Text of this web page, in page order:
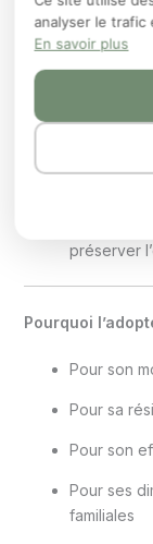
Conseils
Un simple
Lavage
préserver
Pourquoi
Pour son
Pour sa
Pour son
Pour ses
familiales
analyser le trafic
En savoir plus